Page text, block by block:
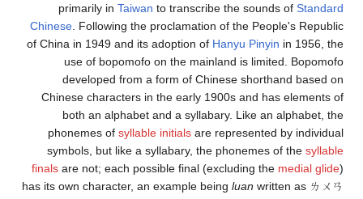
primarily in Taiwan to transcribe the sounds of Standard
Chinese . Following the proclamation of the People's Republic
of China in 1949 and its adoption of Hanyu Pinyin in 1956, the
use of bopomofo on the mainland is limited. Bopomofo
developed from a form of Chinese shorthand based on
Chinese characters in the early 1900s and has elements of
both an alphabet and a syllabary. Like an alphabet, the
phonemes of syllable initials are represented by individual
symbols, but like a syllabary, the phonemes of the syllable
finals are not; each possible final (excluding the medial glide)
has its own character, an example being luan written as ㄌㄨㄢ